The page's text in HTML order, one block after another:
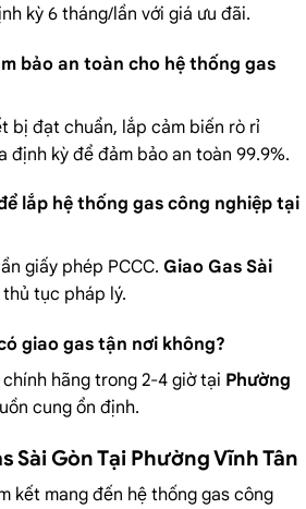
kỳ 6 tháng/lần với giá ưu đãi.
bảo an toàn cho hệ thống gas
bị đạt chuẩn, lắp cảm biến rò rỉ
định kỳ để đảm bảo an toàn 99.9%.
lắp hệ thống gas công nghiệp tại
giấy phép PCCC. Giao Gas Sài
tục pháp lý.
giao gas tận nơi không?
hãng trong 2-4 giờ tại Phường
cung ổn định.
Sài Gòn Tại Phường Vĩnh Tân
kết mang đến hệ thống gas công